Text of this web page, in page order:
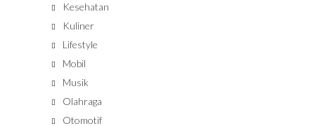
Kesehatan
Kuliner
Lifestyle
Mobil
Musik
Olahraga
Otomotif